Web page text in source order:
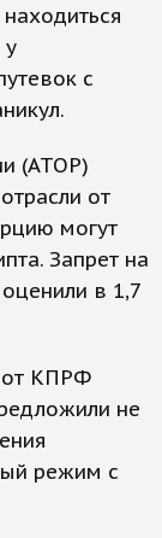
у
с
(АТОР)
от
могут
Запрет на
в 1,7
от КПРФ
не
режим с